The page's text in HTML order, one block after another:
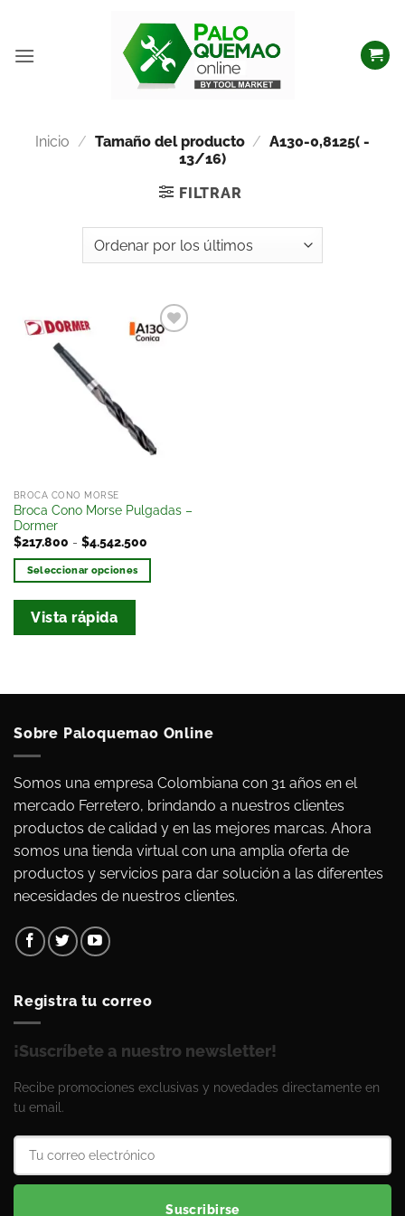
Inicio / Tamaño del producto / A130-0,8125( -
13/16)
FILTRAR
BROCA CONO MORSE
Broca Cono Morse Pulgadas –
Dormer
$217.800 - $4.542.500
Seleccionar opciones
Vista rápida
Sobre Paloquemao Online
Somos una empresa Colombiana con 31 años en el
mercado Ferretero, brindando a nuestros clientes
productos de calidad y en las mejores marcas. Ahora
somos una tienda virtual con una amplia oferta de
productos y servicios para dar solución a las diferentes
necesidades de nuestros clientes.
Registra tu correo
¡Suscríbete a nuestro newsletter!
Recibe promociones exclusivas y novedades directamente en
tu email.
Suscribirse